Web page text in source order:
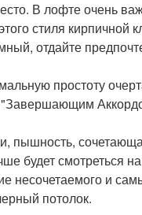
В лофте очень
стиля кирпичной
отдайте
простоту
пышность,
будет смотреться
несочетаемого и
потолок.